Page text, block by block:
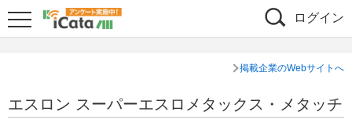
ログイン
掲載企業のWebサイトへ
エスロン スーパーエスロメタックス・メタッチ